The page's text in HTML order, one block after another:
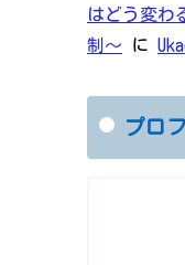
はどう変わ
制～ に
プロ